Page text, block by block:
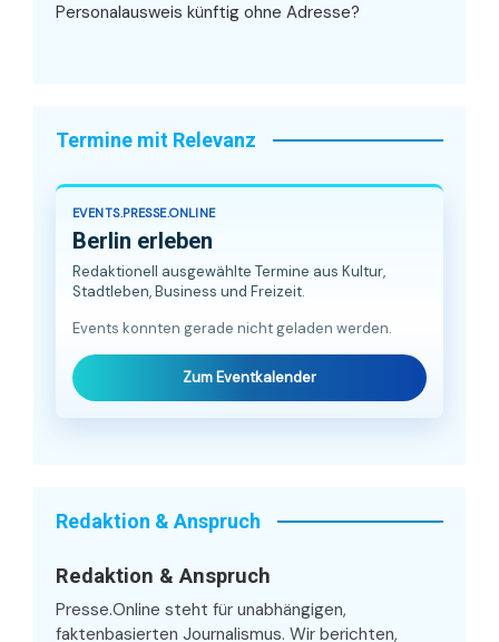
Personalausweis künftig ohne Adresse?
Termine mit Relevanz
EVENTS.PRESSE.ONLINE
Berlin erleben
Redaktionell ausgewählte Termine aus Kultur,
Stadtleben, Business und Freizeit.
Events konnten gerade nicht geladen werden.
Zum Eventkalender
Redaktion & Anspruch
Redaktion & Anspruch
Presse.Online steht für unabhängigen,
faktenbasierten Journalismus. Wir berichten,